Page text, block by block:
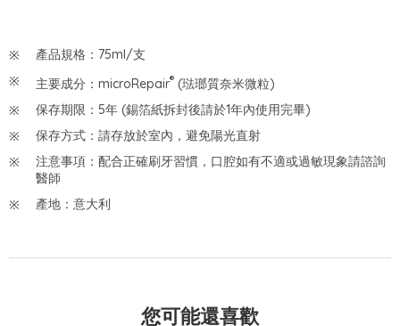
產品規格：75ml/支
主要成分：microRepair® (琺瑯質奈米微粒)
保存期限：5年 (錫箔紙拆封後請於1年內使用完畢)
保存方式：請存放於室內，避免陽光直射
注意事項：配合正確刷牙習慣，口腔如有不適或過敏現象請諮詢
醫師
產地：意大利
您可能還喜歡